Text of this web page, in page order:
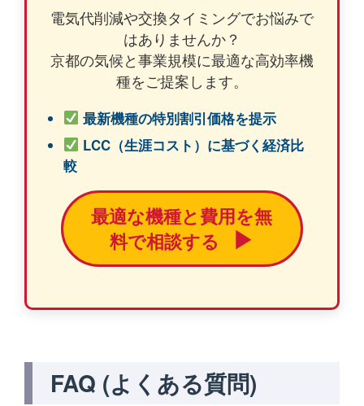
電気代削減や交換タイミングでお悩みで
はありませんか？
京都の気候と事業規模に最適な高効率機
種をご提案します。
最新機種の特別割引価格を提示
LCC（生涯コスト）に基づく経済比
較
最適な機種と費用を無
料で相談する
▶
FAQ (よくある質問)